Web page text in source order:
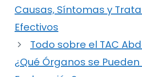
Causas, Síntomas y
Efectivos
Todo sobre el TAC
¿Qué Órganos se